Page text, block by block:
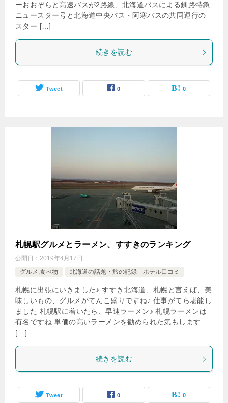
ーおおぞらと高速バスが2路線、北海道バスによる釧路特急
ニュースター号と北海道中央バス・阿寒バスの共同運行の
スター […]
続きを読む
Tweet 0 0
札幌駅グルメとラーメン、すすきのランキング
公開日： 2019年4月17日
グルメ,食べ物
北海道の話題・旅の記録 ホテル口コミ
札幌に出張にいきました♪ すすき北海道、札幌と言えば、美
味しいもの、グルメがてんこ盛りですね♪ 仕事がてら堪能し
ました 札幌駅に着いたら、早速ラーメン♪ 札幌ラーメンは
有名ですね 単価の高いラーメンを勧められた気もします
[…]
続きを読む
Tweet 0 0